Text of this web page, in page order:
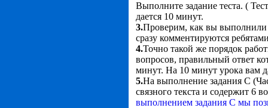
Выполните задание теста. (
дается 10 минут.
3.Проверим, как вы выполнили
сразу комментируются
4.Точно такой же порядок
вопросов, правильный ответ
минут. На 10 минут урока вам
5.На выполнение задания С
связного текста и содержит 6
выполнением задания С мы